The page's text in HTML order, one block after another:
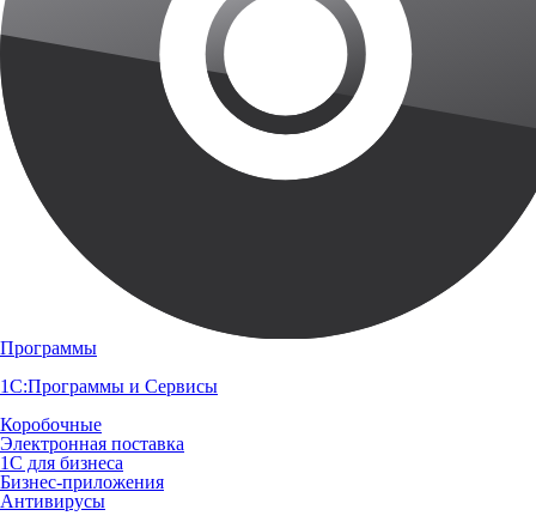
Программы
1С:Программы и Сервисы
Коробочные
Электронная поставка
1С для бизнеса
Бизнес-приложения
Антивирусы